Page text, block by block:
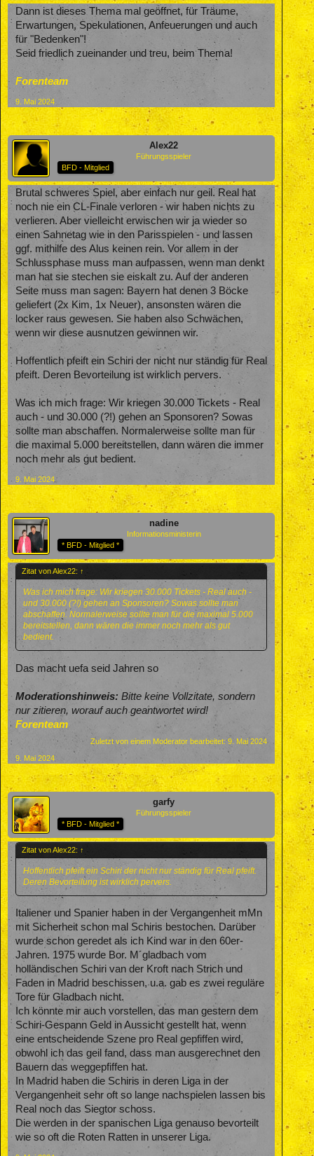
Dann ist dieses Thema mal geöffnet, für Träume,
Erwartungen, Spekulationen, Anfeuerungen und auch
für "Bedenken"!
Seid friedlich zueinander und treu, beim Thema!
Forenteam
9. Mai 2024
Alex22
Führungsspieler
BFD - Mitglied
Brutal schweres Spiel, aber einfach nur geil. Real hat
noch nie ein CL-Finale verloren - wir haben nichts zu
verlieren. Aber vielleicht erwischen wir ja wieder so
einen Sahnetag wie in den Parisspielen - und lassen
ggf. mithilfe des Alus keinen rein. Vor allem in der
Schlussphase muss man aufpassen, wenn man denkt
man hat sie stechen sie eiskalt zu. Auf der anderen
Seite muss man sagen: Bayern hat denen 3 Böcke
geliefert (2x Kim, 1x Neuer), ansonsten wären die
locker raus gewesen. Sie haben also Schwächen,
wenn wir diese ausnutzen gewinnen wir.
Hoffentlich pfeift ein Schiri der nicht nur ständig für Real
pfeift. Deren Bevorteilung ist wirklich pervers.
Was ich mich frage: Wir kriegen 30.000 Tickets - Real
auch - und 30.000 (?!) gehen an Sponsoren? Sowas
sollte man abschaffen. Normalerweise sollte man für
die maximal 5.000 bereitstellen, dann wären die immer
noch mehr als gut bedient.
9. Mai 2024
nadine
Informationsministerin
* BFD - Mitglied *
Zitat von Alex22: ↑
Was ich mich frage: Wir kriegen 30.000 Tickets - Real auch -
und 30.000 (?!) gehen an Sponsoren? Sowas sollte man
abschaffen. Normalerweise sollte man für die maximal 5.000
bereitstellen, dann wären die immer noch mehr als gut
bedient.
Das macht uefa seid Jahren so
Moderationshinweis: Bitte keine Vollzitate, sondern
nur zitieren, worauf auch geantwortet wird!
Forenteam
Zuletzt von einem Moderator bearbeitet:9. Mai 2024
9. Mai 2024
garfy
Führungsspieler
* BFD - Mitglied *
Zitat von Alex22: ↑
Hoffentlich pfeift ein Schiri der nicht nur ständig für Real pfeift.
Deren Bevorteilung ist wirklich pervers.
Italiener und Spanier haben in der Vergangenheit mMn
mit Sicherheit schon mal Schiris bestochen. Darüber
wurde schon geredet als ich Kind war in den 60er-
Jahren. 1975 wurde Bor. M´gladbach vom
holländischen Schiri van der Kroft nach Strich und
Faden in Madrid beschissen, u.a. gab es zwei reguläre
Tore für Gladbach nicht.
Ich könnte mir auch vorstellen, das man gestern dem
Schiri-Gespann Geld in Aussicht gestellt hat, wenn
eine entscheidende Szene pro Real gepfiffen wird,
obwohl ich das geil fand, dass man ausgerechnet den
Bauern das weggepfiffen hat.
In Madrid haben die Schiris in deren Liga in der
Vergangenheit sehr oft so lange nachspielen lassen bis
Real noch das Siegtor schoss.
Die werden in der spanischen Liga genauso bevorteilt
wie so oft die Roten Ratten in unserer Liga.